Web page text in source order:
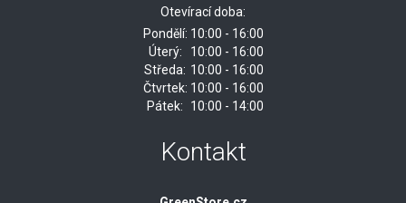
Otevírací doba:
Pondělí: 10:00 - 16:00
Úterý:
10:00 - 16:00
Středa: 10:00 - 16:00
Čtvrtek: 10:00 - 16:00
Pátek:
10:00 - 14:00
Kontakt